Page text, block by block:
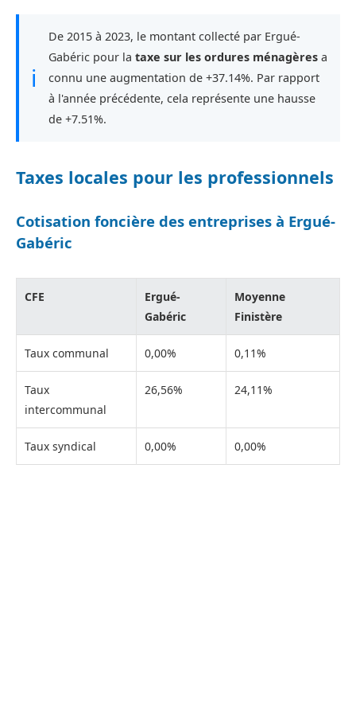
ℹ
De 2015 à 2023, le montant collecté par Ergué-
Gabéric pour la taxe sur les ordures ménagères a
connu une augmentation de +37.14%. Par rapport
à l'année précédente, cela représente une hausse
de +7.51%.
Taxes locales pour les professionnels
Cotisation foncière des entreprises à Ergué-
Gabéric
CFE
Ergué-
Gabéric
Moyenne
Finistère
Taux communal 0,00% 0,11%
Taux
intercommunal
26,56% 24,11%
Taux syndical 0,00% 0,00%